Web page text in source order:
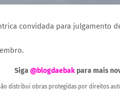
convidada para julgamento
Siga @blogdaebak para mais
distribui obras protegidas por direitos